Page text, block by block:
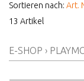
AB WELCHEM
ALTER AB
Sortieren nach: Art.
13 Artikel
E-SHOP ›